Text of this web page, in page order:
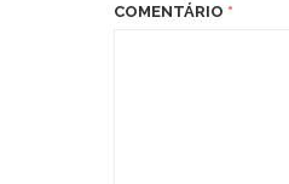
COMENTÁRIO *